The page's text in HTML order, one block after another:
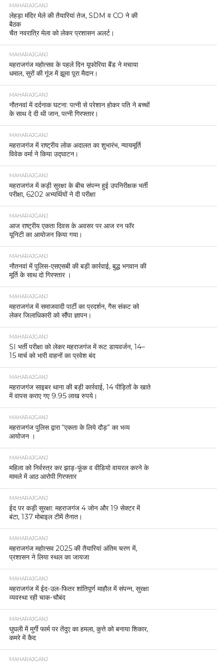
MAHARAJGANJ
लेहड़ा मंदिर मेले की तैयारियां तेज, SDM व CO ने की
बैठक
चैत नवरात्रि मेला को लेकर प्रशासन अलर्ट।
MAHARAJGANJ
महराजगंज महोत्सव के पहले दिन यूफोरिया बैंड ने मचाया
धमाल, सुरों की गूंज में झूमा पूरा मैदान।
MAHARAJGANJ
नौतनवां में दर्दनाक घटना: पत्नी से परेशान होकर पति ने बच्चों
के साथ दे दी थी जान, पत्नी गिरफ्तार।
MAHARAJGANJ
महराजगंज में राष्ट्रीय लोक अदालत का शुभारंभ, न्यायमूर्ति
विवेक वर्मा ने किया उद्घाटन।
MAHARAJGANJ
महराजगंज में कड़ी सुरक्षा के बीच संपन्न हुई उपनिरीक्षक भर्ती
परीक्षा, 6202 अभ्यर्थियों ने दी परीक्षा
MAHARAJGANJ
आज राष्ट्रीय एकता दिवस के अवसर पर आज रन फॉर
यूनिटी का आयोजन किया गया।
MAHARAJGANJ
नौतनवां में पुलिस-एसएसबी की बड़ी कार्रवाई, बुद्ध भगवान की
मूर्ति के साथ दो गिरफ्तार ।
MAHARAJGANJ
महराजगंज में समाजवादी पार्टी का प्रदर्शन, गैस संकट को
लेकर जिलाधिकारी को सौंपा ज्ञापन।
MAHARAJGANJ
SI भर्ती परीक्षा को लेकर महराजगंज में रूट डायवर्जन, 14–
15 मार्च को भारी वाहनों का प्रवेश बंद
MAHARAJGANJ
महराजगंज साइबर थाना की बड़ी कार्रवाई, 14 पीड़ितों के खाते
में वापस कराए गए 9.95 लाख रुपये।
MAHARAJGANJ
महराजगंज पुलिस द्वारा “एकता के लिये दौड़” का भव्य
आयोजन ।
MAHARAJGANJ
महिला को निर्वस्त्र कर झाड़-फूंक व वीडियो वायरल करने के
मामले में आठ आरोपी गिरफ्तार
MAHARAJGANJ
ईद पर कड़ी सुरक्षा: महराजगंज 4 जोन और 19 सेक्टर में
बंटा, 137 मोबाइल टीमें तैनात।
MAHARAJGANJ
महराजगंज महोत्सव 2025 की तैयारियां अंतिम चरण में,
प्रशासन ने लिया स्थल का जायजा
MAHARAJGANJ
महराजगंज में ईद-उल-फितर शांतिपूर्ण माहौल में संपन्न, सुरक्षा
व्यवस्था रही चाक-चौबंद
MAHARAJGANJ
घुघली में मुर्गी फार्म पर तेंदुए का हमला, कुत्ते को बनाया शिकार,
कमरे में कैद
MAHARAJGANJ